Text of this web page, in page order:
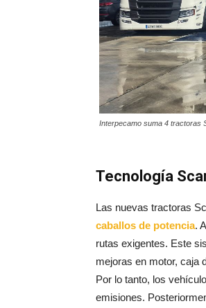
Interpecamo suma 4 tractoras
Tecnología
Las nuevas tractoras
caballos de potencia.
rutas exigentes. Este
mejoras en motor, caja
Por lo tanto, los
emisiones.